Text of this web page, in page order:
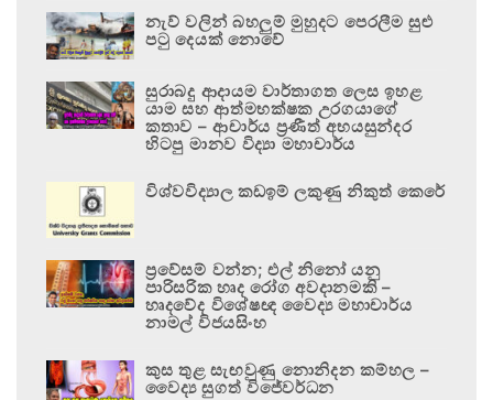
නැව් වලින් බහලුම් මුහුදට පෙරලීම සුළු
පටු දෙයක් නොවේ
සුරාබදු ආදායම වාර්තාගත ලෙස ඉහළ
යාම සහ ආත්මභක්ෂක උරගයාගේ
කතාව – ආචාර්ය ප්‍රණීත් අභයසුන්දර
හිටපු මානව විද්‍යා මහාචාර්ය
විශ්වවිද්‍යාල කඩඉම් ලකුණු නිකුත් කෙරේ
ප්‍රවේසම් වන්න; එල් නිනෝ යනු
පාරිසරික හෘද රෝග අවදානමකි –
හෘදවේද විශේෂඥ වෛද්‍ය මහාචාර්ය
නාමල් විජයසිංහ
කුස තුළ සැඟවුණු නොනිදන කම්හල –
වෛද්‍ය සුගත් විජේවර්ධන